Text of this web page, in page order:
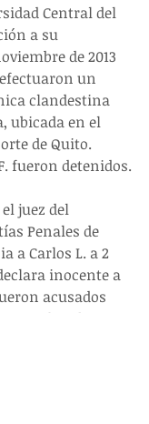
Central del
a su
de 2013
un
clandestina
ubicada en el
de Quito.
fueron detenidos.
juez del
Penales de
a Carlos L. a 2
inocente a
acusados
El 29 de